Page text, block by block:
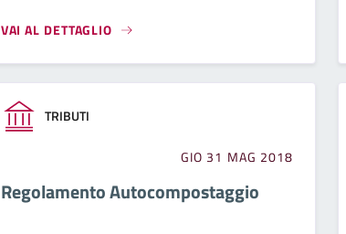
VAI AL DETTAGLIO
TRIBUTI
GIO 31 MAG 2018
Regolamento Autocompostaggio